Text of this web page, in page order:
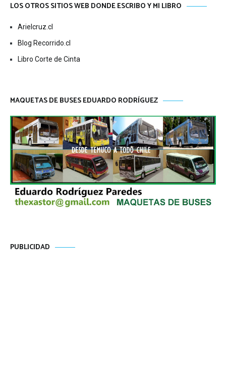
LOS OTROS SITIOS WEB DONDE ESCRIBO Y MI LIBRO
Arielcruz.cl
Blog Recorrido.cl
Libro Corte de Cinta
MAQUETAS DE BUSES EDUARDO RODRÍGUEZ
PUBLICIDAD